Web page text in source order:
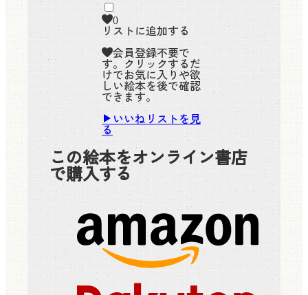
0
リストに追加する
会員登録不要で
す。クリックするだ
けでお気に入りや欲
しい絵本を後で確認
できます。
いいねリストを見
る
この絵本をオンライン書店
で購入する